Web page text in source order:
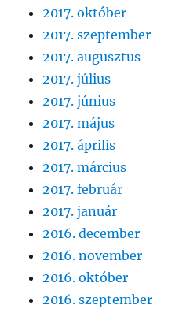
2017. október
2017. szeptember
2017. augusztus
2017. július
2017. június
2017. május
2017. április
2017. március
2017. február
2017. január
2016. december
2016. november
2016. október
2016. szeptember